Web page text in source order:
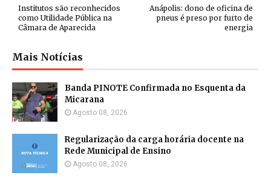
Anápolis: dono de oficina de
pneus é preso por furto de
energia
Institutos são reconhecidos
como Utilidade Pública na
Câmara de Aparecida
Mais Notícias
Banda PINOTE Confirmada no Esquenta da
Micarana
Agosto 08, 2026
Regularização da carga horária docente na
Rede Municipal de Ensino
Agosto 08, 2026